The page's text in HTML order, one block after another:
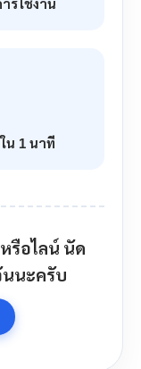
น 1 นาที
รือไลน์ นัด
นะครับ